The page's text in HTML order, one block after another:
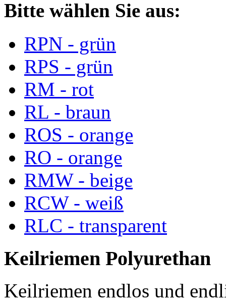
Bitte wählen Sie aus:
RPN - grün
RPS - grün
RM - rot
RL - braun
ROS - orange
RO - orange
RMW - beige
RCW - weiß
RLC - transparent
Keilriemen Polyurethan
Keilriemen endlos und